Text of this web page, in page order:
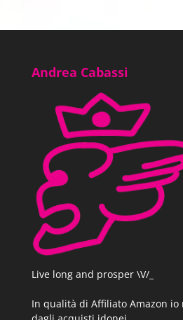
Andrea Cabassi
Live long and prosper \V/_
In qualità di Affiliato Amazon io